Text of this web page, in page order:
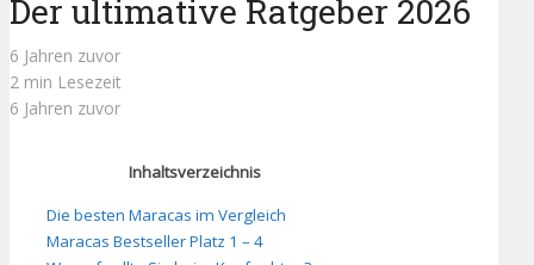
Der ultimative Ratgeber 2026
6 Jahren zuvor
2 min Lesezeit
6 Jahren zuvor
Inhaltsverzeichnis
Die besten Maracas im Vergleich
Maracas Bestseller Platz 1 – 4